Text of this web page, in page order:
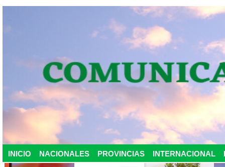
INICIO NACIONALES PROVINCIAS INTERNACIONAL